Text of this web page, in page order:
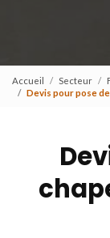
Accueil Secteur
Devis pour pose